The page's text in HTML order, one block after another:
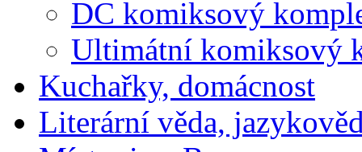
DC komiksový
Ultimátní komiksový
Kuchařky, domácnost
Literární věda,